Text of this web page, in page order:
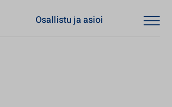
Osallistu ja asioi